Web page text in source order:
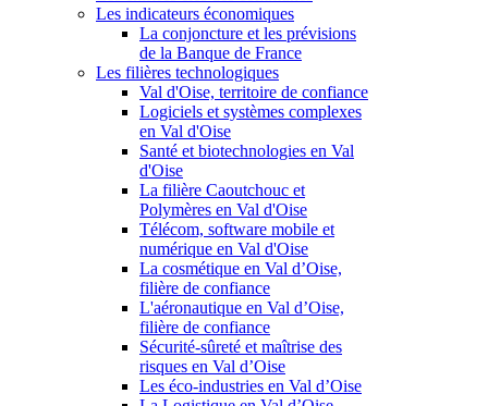
Les indicateurs économiques
La conjoncture et les prévisions
de la Banque de France
Les filières technologiques
Val d'Oise, territoire de confiance
Logiciels et systèmes complexes
en Val d'Oise
Santé et biotechnologies en Val
d'Oise
La filière Caoutchouc et
Polymères en Val d'Oise
Télécom, software mobile et
numérique en Val d'Oise
La cosmétique en Val d’Oise,
filière de confiance
L'aéronautique en Val d’Oise,
filière de confiance
Sécurité-sûreté et maîtrise des
risques en Val d’Oise
Les éco-industries en Val d’Oise